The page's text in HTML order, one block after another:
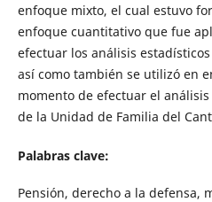
enfoque mixto, el cual estuvo
enfoque cuantitativo que fue
efectuar los análisis
así como también se utilizó en
momento de efectuar el
de la Unidad de Familia del
Palabras clave:
Pensión, derecho a la defensa,